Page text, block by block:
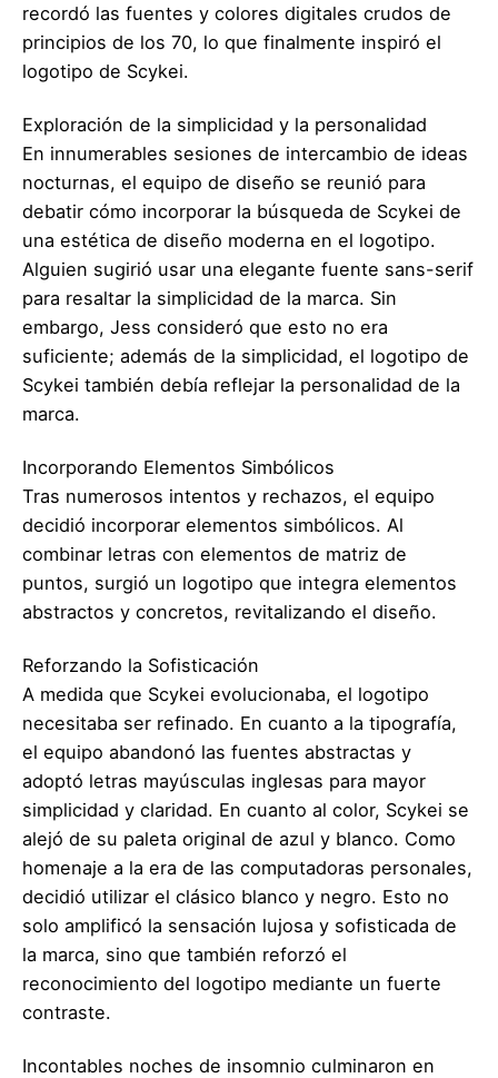
recordó las fuentes y colores digitales crudos de
principios de los 70, lo que finalmente inspiró el
logotipo de Scykei.
Exploración de la simplicidad y la personalidad
En innumerables sesiones de intercambio de ideas
nocturnas, el equipo de diseño se reunió para
debatir cómo incorporar la búsqueda de Scykei de
una estética de diseño moderna en el logotipo.
Alguien sugirió usar una elegante fuente sans-serif
para resaltar la simplicidad de la marca. Sin
embargo, Jess consideró que esto no era
suficiente; además de la simplicidad, el logotipo de
Scykei también debía reflejar la personalidad de la
marca.
Incorporando Elementos Simbólicos
Tras numerosos intentos y rechazos, el equipo
decidió incorporar elementos simbólicos. Al
combinar letras con elementos de matriz de
puntos, surgió un logotipo que integra elementos
abstractos y concretos, revitalizando el diseño.
Reforzando la Sofisticación
A medida que Scykei evolucionaba, el logotipo
necesitaba ser refinado. En cuanto a la tipografía,
el equipo abandonó las fuentes abstractas y
adoptó letras mayúsculas inglesas para mayor
simplicidad y claridad. En cuanto al color, Scykei se
alejó de su paleta original de azul y blanco. Como
homenaje a la era de las computadoras personales,
decidió utilizar el clásico blanco y negro. Esto no
solo amplificó la sensación lujosa y sofisticada de
la marca, sino que también reforzó el
reconocimiento del logotipo mediante un fuerte
contraste.
Incontables noches de insomnio culminaron en